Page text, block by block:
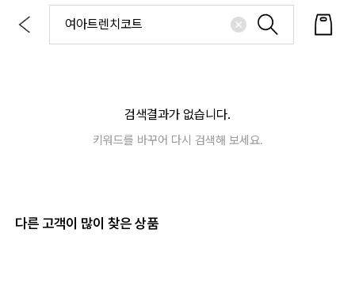
검색결과가 없습니다.
키워드를 바꾸어 다시 검색해 보세요.
다른 고객이 많이 찾은 상품